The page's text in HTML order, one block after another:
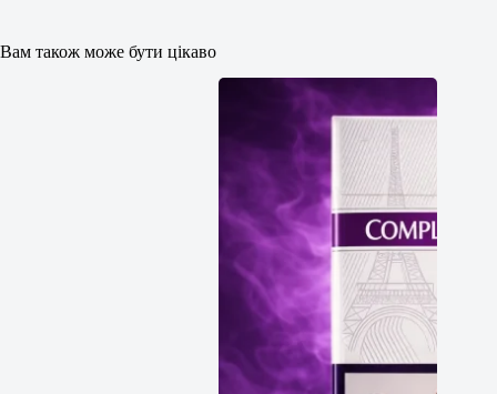
Вам також може бути цікаво